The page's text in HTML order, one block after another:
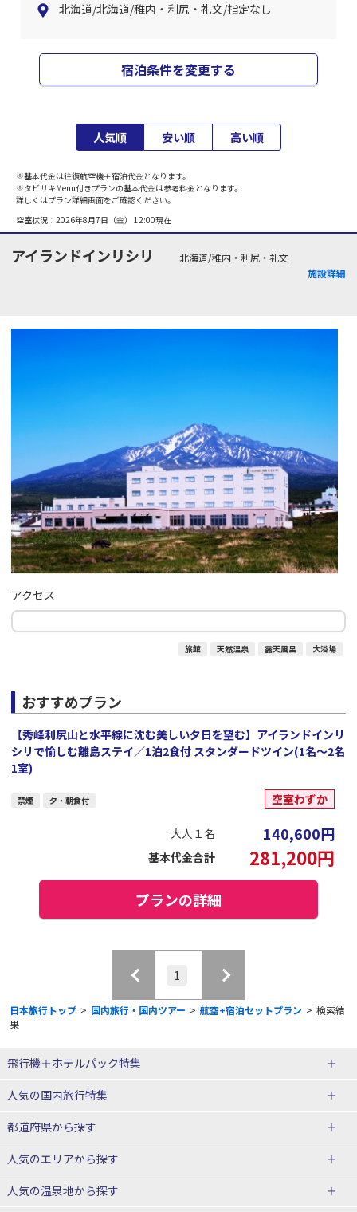
北海道/北海道/稚内・利尻・礼文/指定なし
宿泊条件を変更する
人気順 安い順 高い順
※基本代金は往復航空機＋宿泊代金となります。
※タビサキMenu付きプランの基本代金は参考料金となります。
詳しくはプラン詳細画面をご確認ください。
空室状況： 2026年8月7日（金） 12:00現在
アイランドインリシリ
北海道/稚内・利尻・礼文
施設詳細
アクセス
旅館 天然温泉 露天風呂 大浴場
おすすめプラン
【秀峰利尻山と水平線に沈む美しい夕日を望む】アイランドインリ
シリで愉しむ離島ステイ／1泊2食付 スタンダードツイン(1名～2名
1室)
禁煙 夕・朝食付 空室わずか
大人１名 140,600円
基本代金合計 281,200円
プランの詳細
1
日本旅行トップ > 国内旅行・国内ツアー > 航空+宿泊セットプラン > 検索結
果
飛行機＋ホテルパック特集
赤い風船ダイナミックパッケージ
ＪＡＬで行く飛行機+ホテルパック
人気の国内旅行特集
東京ディズニーリゾート®への旅
ユニバーサル・スタジオ・ジャパ
都道府県から探す
北海道旅行・ツアー
人気のエリアから探す
人気の温泉地から探す